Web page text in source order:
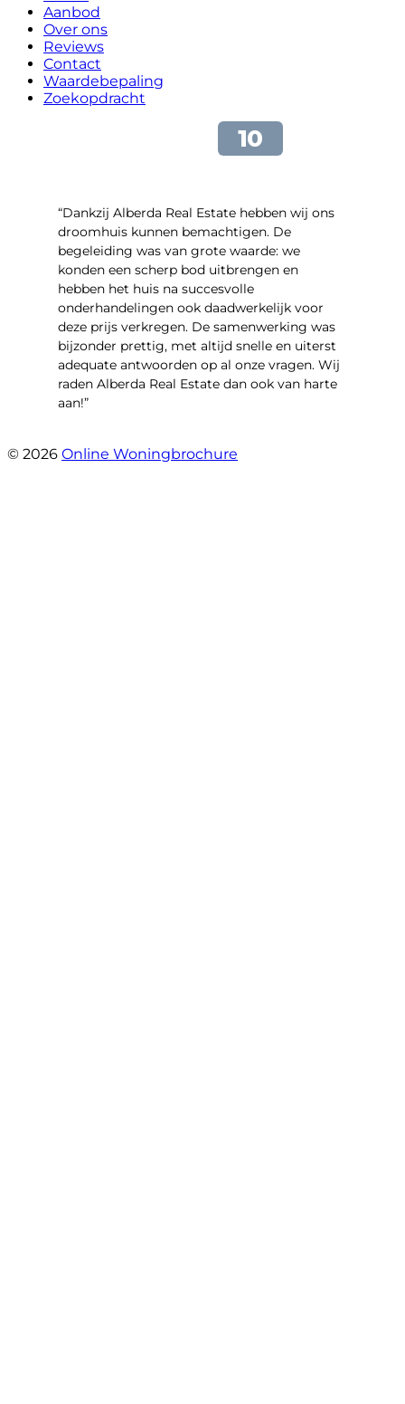
Aanbod
Over ons
Reviews
Contact
Waardebepaling
Zoekopdracht
“Dankzij Alberda Real Estate hebben wij ons
droomhuis kunnen bemachtigen. De
begeleiding was van grote waarde: we
konden een scherp bod uitbrengen en
hebben het huis na succesvolle
onderhandelingen ook daadwerkelijk voor
deze prijs verkregen. De samenwerking was
bijzonder prettig, met altijd snelle en uiterst
adequate antwoorden op al onze vragen. Wij
raden Alberda Real Estate dan ook van harte
aan!”
© 2026 Online Woningbrochure